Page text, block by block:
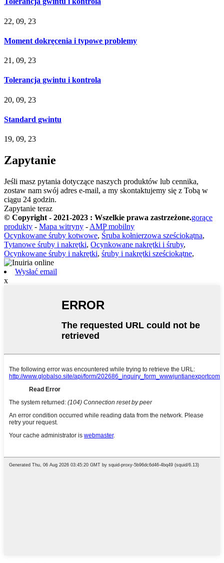
22, 09, 23
Moment dokręcenia i typowe problemy
21, 09, 23
Tolerancja gwintu i kontrola
20, 09, 23
Standard gwintu
19, 09, 23
Zapytanie
Jeśli masz pytania dotyczące naszych produktów lub cennika,
zostaw nam swój adres e-mail, a my skontaktujemy się z Tobą w
ciągu 24 godzin.
Zapytanie teraz
© Copyright - 2021-2023 : Wszelkie prawa zastrzeżone.gorące
produkty - Mapa witryny - AMP mobilny
Ocynkowane śruby kotwowe, Śruba kołnierzowa sześciokątna,
Tytanowe śruby i nakrętki, Ocynkowane nakrętki i śruby,
Ocynkowane śruby i nakrętki, śruby i nakrętki sześciokątne,
Wysłać email
x